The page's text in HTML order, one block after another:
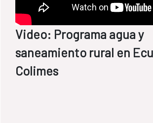
Video: Programa agua y
saneamiento rural en
Colimes